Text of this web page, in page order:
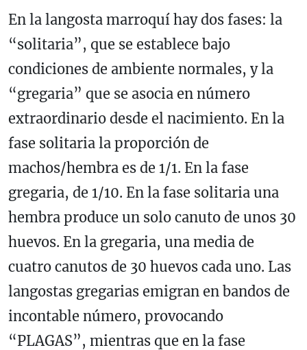
En la langosta marroquí hay dos fases: la
“solitaria”, que se establece bajo
condiciones de ambiente normales, y la
“gregaria” que se asocia en número
extraordinario desde el nacimiento. En la
fase solitaria la proporción de
machos/hembra es de 1/1. En la fase
gregaria, de 1/10. En la fase solitaria una
hembra produce un solo canuto de unos 30
huevos. En la gregaria, una media de
cuatro canutos de 30 huevos cada uno. Las
langostas gregarias emigran en bandos de
incontable número, provocando
“PLAGAS”, mientras que en la fase